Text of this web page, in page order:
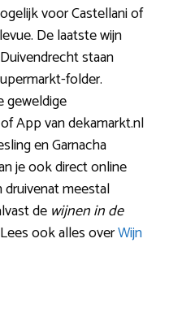
voor Castellani of
De laatste wijn
staan
folder.
geweldige
App van dekamarkt.nl
en Garnacha
je ook direct online
druivenat meestal
de wijnen in de
ook alles overWijn